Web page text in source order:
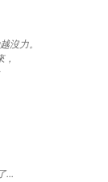
沒力。
...